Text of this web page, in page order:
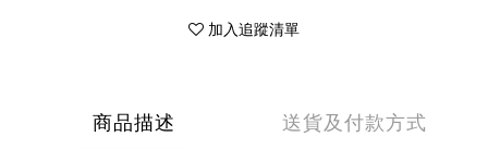
加入追蹤清單
商品描述 送貨及付款方式